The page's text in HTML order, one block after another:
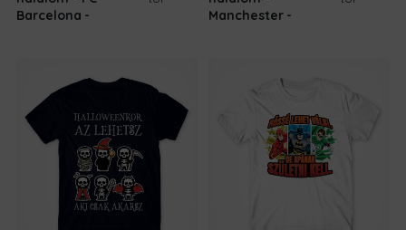
Barcelona
Manchester